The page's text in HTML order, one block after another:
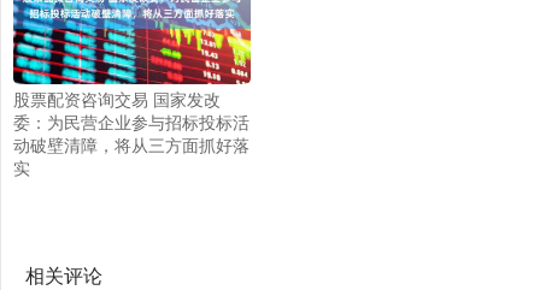
股票配资咨询交易 国家发改
委：为民营企业参与招标投标活
动破壁清障，将从三方面抓好落
实
相关评论